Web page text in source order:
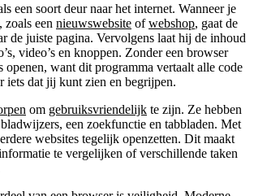
een soort deur naar het internet. Wanneer je
zoals een nieuwswebsite ofwebshop, gaat de
de juiste pagina. Vervolgens laat hij de inhoud
video’s en knoppen. Zonder een browser
openen, want dit programma vertaalt alle code
iets dat jij kunt zien en begrijpen.
om gebruiksvriendelijk te zijn. Ze hebben
een zoekfunctie en tabbladen. Met
websites tegelijk openzetten. Dit maakt
te vergelijken of verschillende taken